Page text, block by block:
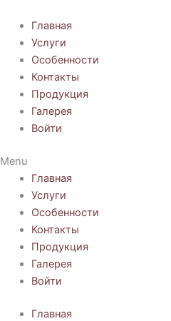
содержимому
Главная
Услуги
Особенности
Контакты
Продукция
Галерея
Войти
Menu
Главная
Услуги
Особенности
Контакты
Продукция
Галерея
Войти
Главная